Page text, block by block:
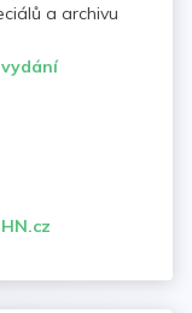
a archivu